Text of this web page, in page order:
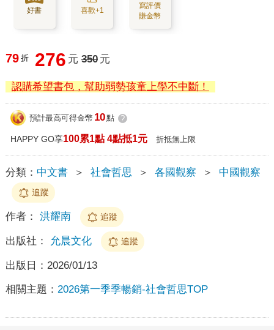
好書 喜歡+1
寫評價
賺金幣
79 折 276 元 350 元
認購希望書包，幫助弱勢孩童上學不中斷！
預計最高可得金幣 10點 ?
HAPPY GO享100累1點 4點抵1元 折抵無上限
分類： 中文書 ＞ 社會哲思 ＞ 各國觀察 ＞ 中國觀察
追蹤
作者： 洪耀南 追蹤
出版社： 允晨文化 追蹤
出版日： 2026/01/13
相關主題： 2026第一季季暢銷-社會哲思TOP